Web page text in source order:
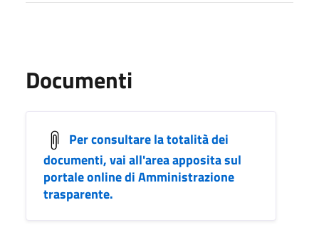
Documenti
Per consultare la totalità dei
documenti, vai all'area apposita sul
portale online di Amministrazione
trasparente.